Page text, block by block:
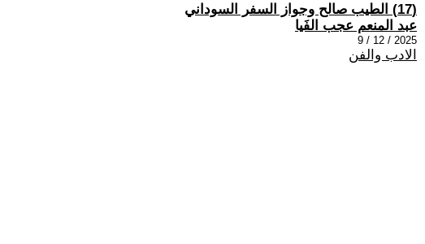
(17) الطيب صالح وجواز السفر السوداني
عبد المنعم عجب الفَيا
2025 / 12 / 9
الادب والفن